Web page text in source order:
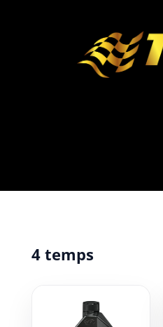
4 temps